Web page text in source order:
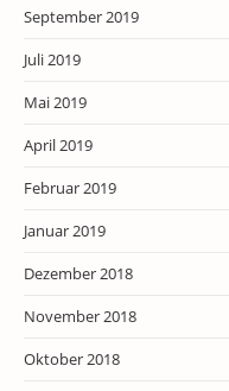
September 2019
Juli 2019
Mai 2019
April 2019
Februar 2019
Januar 2019
Dezember 2018
November 2018
Oktober 2018